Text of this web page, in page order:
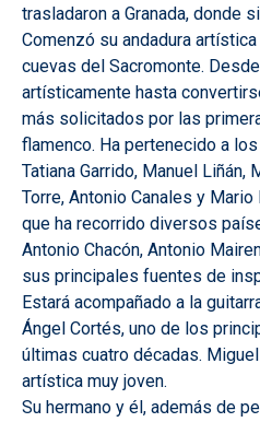
trasladaron a Granada, donde
Comenzó su andadura
cuevas del Sacromonte.
artísticamente hasta
más solicitados por las
flamenco. Ha pertenecido a
Tatiana Garrido, Manuel Liñán,
Torre, Antonio Canales y
que ha recorrido diversos
Antonio Chacón, Antonio
sus principales fuentes de
Estará acompañado a la
Ángel Cortés, uno de los
últimas cuatro décadas.
artística muy joven.
Su hermano y él, además de